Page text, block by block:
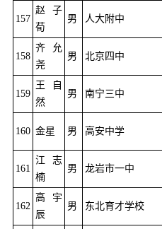
157
赵子
荀
男 人大附中
158
齐允
尧
男 北京四中
159
王自
然
男 南宁三中
160 金星 男 高安中学
161
江志
楠
男 龙岩市一中
162
高宇
辰
男 东北育才学校